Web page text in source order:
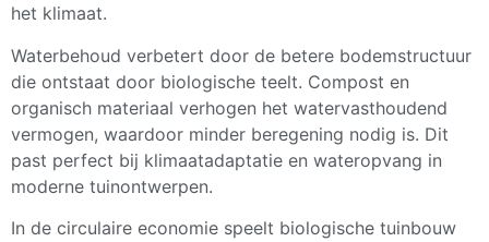
het klimaat.
Waterbehoud verbetert door de betere bodemstructuur
die ontstaat door biologische teelt. Compost en
organisch materiaal verhogen het watervasthoudend
vermogen, waardoor minder beregening nodig is. Dit
past perfect bij klimaatadaptatie en wateropvang in
moderne tuinontwerpen.
In de circulaire economie speelt biologische tuinbouw